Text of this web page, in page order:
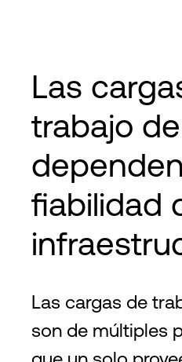
Las
trabajo
fiabilidad
Las cargas de
son de múltiples